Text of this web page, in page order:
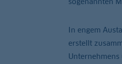
In engem
erstellt